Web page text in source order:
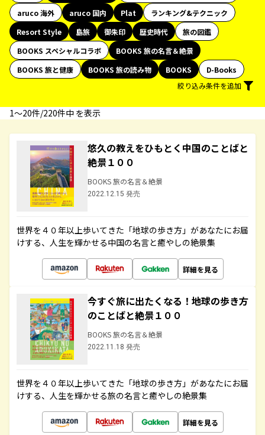
aruco 海外
aruco 国内 Plat
ランキング&テクニック
Resort Style
島旅 御朱印 歴史時代
旅の図鑑
BOOKS スペシャルコラボ
BOOKS 旅の名言＆絶景
BOOKS 旅と健康
BOOKS 旅の読み物 BOOKS
D-Books
絞り込み条件を追加
1〜20件/220件中 を表示
悠久の教えをひもとく中国のことばと
絶景１００
BOOKS 旅の名言＆絶景
2022.12.15 発売
世界を４０年以上歩いてきた「地球の歩き方」があなたにお届
けする、人生を輝かせる中国の名言と癒やしの絶景集
詳細を見る
今すぐ旅に出たくなる！地球の歩き方
のことばと絶景１００
BOOKS 旅の名言＆絶景
2022.11.18 発売
世界を４０年以上歩いてきた「地球の歩き方」があなたにお届
けする、人生を輝かせる旅の名言と癒やしの絶景集
詳細を見る